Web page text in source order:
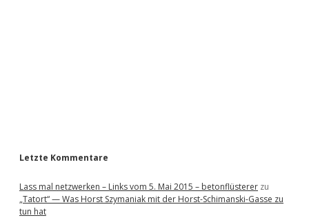
Letzte Kommentare
Lass mal netzwerken – Links vom 5. Mai 2015 – betonflüsterer zu
„Tatort“ — Was Horst Szymaniak mit der Horst-Schimanski-Gasse zu
tun hat